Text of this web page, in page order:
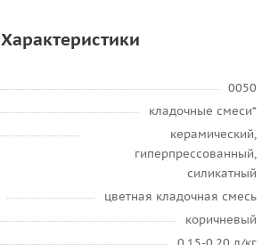
Характеристики
0050
кладочные смеси*
керамический,
гиперпрессованный,
силикатный
цветная кладочная смесь
коричневый